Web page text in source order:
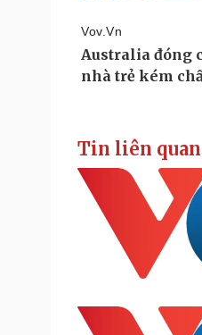
Tin liên quan